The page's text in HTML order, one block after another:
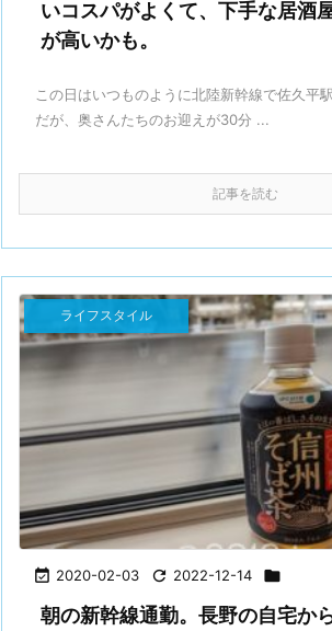
いコスパがよくて、下手な居酒
が高いかも。
この日はいつものように北陸新幹線で佐久平
だが、奥さんたちのお迎えが30分 ...
記事を読む
 2020-02-03  2022-12-14 
ライフスタイル
朝の新幹線通勤。長野の自宅か